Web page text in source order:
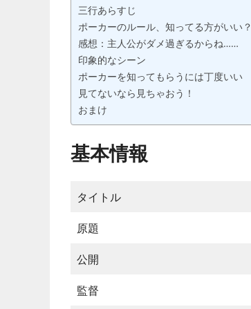
三行あらすじ
ポーカーのルール、知ってる方がいい？
感想：主人公がダメ過ぎるからね……
印象的なシーン
ポーカーを知ってもらうには丁度いい
見てないなら見ちゃおう！
おまけ
基本情報
タイトル
原題
公開
監督